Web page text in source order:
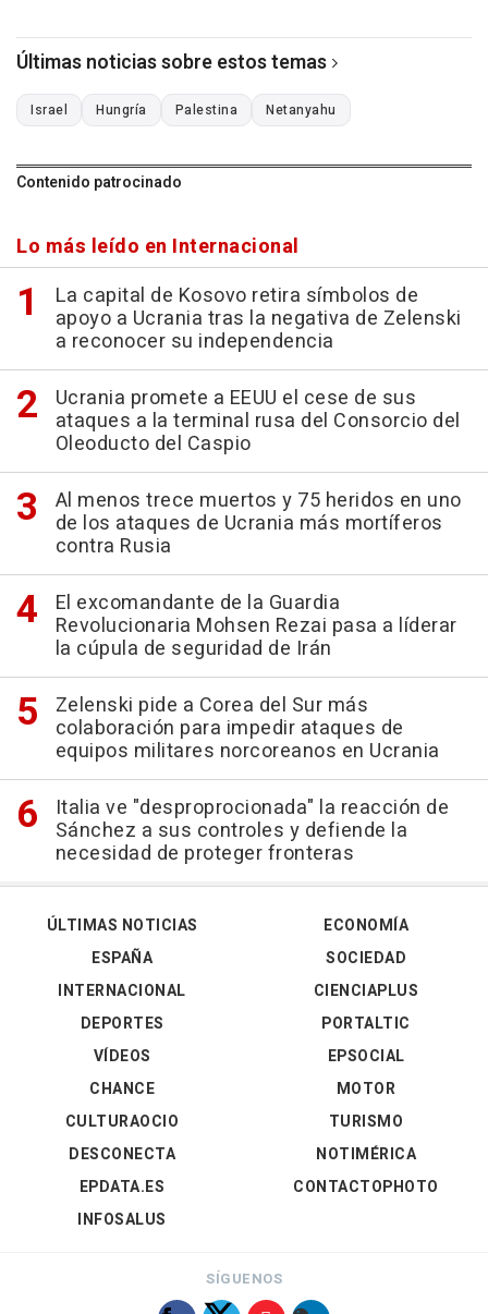
Últimas noticias sobre estos temas
Israel Hungría Palestina Netanyahu
Contenido patrocinado
Lo más leído en Internacional
La capital de Kosovo retira símbolos de
apoyo a Ucrania tras la negativa de Zelenski
a reconocer su independencia
Ucrania promete a EEUU el cese de sus
ataques a la terminal rusa del Consorcio del
Oleoducto del Caspio
Al menos trece muertos y 75 heridos en uno
de los ataques de Ucrania más mortíferos
contra Rusia
El excomandante de la Guardia
Revolucionaria Mohsen Rezai pasa a líderar
la cúpula de seguridad de Irán
Zelenski pide a Corea del Sur más
colaboración para impedir ataques de
equipos militares norcoreanos en Ucrania
Italia ve "desproprocionada" la reacción de
Sánchez a sus controles y defiende la
necesidad de proteger fronteras
ÚLTIMAS NOTICIAS
ESPAÑA
INTERNACIONAL
DEPORTES
VÍDEOS
ECONOMÍA
SOCIEDAD
CIENCIAPLUS
PORTALTIC
EPSOCIAL
CHANCE
CULTURAOCIO
DESCONECTA
EPDATA.ES
INFOSALUS
MOTOR
TURISMO
NOTIMÉRICA
CONTACTOPHOTO
SÍGUENOS